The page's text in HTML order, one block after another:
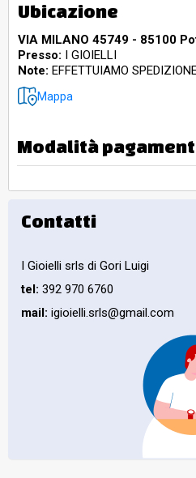
Ubicazione
VIA MILANO 45749 - 85100
Presso: I GIOIELLI
Note: EFFETTUIAMO
Mappa
Modalità
Contatti
I Gioielli srls di Gori Luigi
tel: 392 970 6760
mail: igioielli.srls@gmail.com